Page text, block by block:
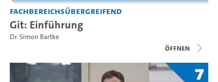
Fachbereichsübergreifend
Git: Einführung
Dr. Simon Bartke
Öffnen
7